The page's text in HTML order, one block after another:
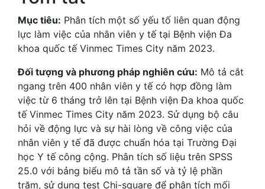
Mục tiêu: Phân tích một số yếu tố liên quan động
lực làm việc của nhân viên y tế tại Bệnh viện Đa
khoa quốc tế Vinmec Times City năm 2023.
Đối tượng và phương pháp nghiên cứu: Mô tả cắt
ngang trên 400 nhân viên y tế có hợp đồng làm
việc từ 6 tháng trở lên tại Bệnh viện Đa khoa quốc
tế Vinmec Times City năm 2023. Sử dụng bộ câu
hỏi về động lực và sự hài lòng về công việc của
nhân viên y tế đã được chuẩn hóa tại Trường Đại
học Y tế công cộng. Phân tích số liệu trên SPSS
25.0 với bảng biểu mô tả tần số và tỷ lệ phần
trăm, sử dụng test Chi-square để phân tích mối